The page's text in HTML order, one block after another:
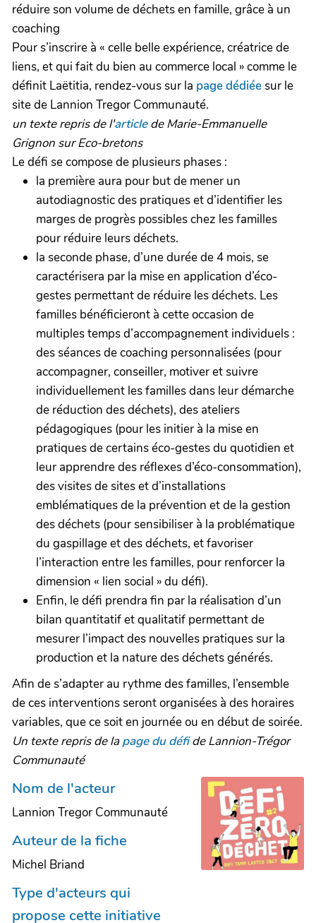
réduire son volume de déchets en famille, grâce à un
coaching
Pour s’inscrire à « celle belle expérience, créatrice de
liens, et qui fait du bien au commerce local » comme le
définit Laëtitia, rendez-vous sur la page dédiéesur le
site de Lannion Tregor Communauté.
un texte repris de l'articlede Marie-Emmanuelle
Grignon sur Eco-bretons
Le défi se compose de plusieurs phases :
la première aura pour but de mener un
autodiagnostic des pratiques et d’identifier les
marges de progrès possibles chez les familles
pour réduire leurs déchets.
la seconde phase, d’une durée de 4 mois, se
caractérisera par la mise en application d’éco-
gestes permettant de réduire les déchets. Les
familles bénéficieront à cette occasion de
multiples temps d’accompagnement individuels :
des séances de coaching personnalisées (pour
accompagner, conseiller, motiver et suivre
individuellement les familles dans leur démarche
de réduction des déchets), des ateliers
pédagogiques (pour les initier à la mise en
pratiques de certains éco-gestes du quotidien et
leur apprendre des réflexes d’éco-consommation),
des visites de sites et d’installations
emblématiques de la prévention et de la gestion
des déchets (pour sensibiliser à la problématique
du gaspillage et des déchets, et favoriser
l’interaction entre les familles, pour renforcer la
dimension « lien social » du défi).
Enfin, le défi prendra fin par la réalisation d’un
bilan quantitatif et qualitatif permettant de
mesurer l’impact des nouvelles pratiques sur la
production et la nature des déchets générés.
Afin de s’adapter au rythme des familles, l’ensemble
de ces interventions seront organisées à des horaires
variables, que ce soit en journée ou en début de soirée.
Un texte repris de lapage du défide Lannion-Trégor
Communauté
Nom de l'acteur
Lannion Tregor Communauté
Auteur de la fiche
Michel Briand
Type d'acteurs qui
propose cette initiative